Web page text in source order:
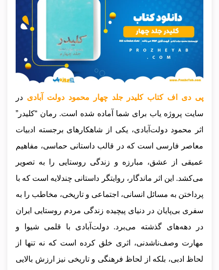
پی دی اف کتاب کلیدر جلد چهار محمود دولت آبادی در
سایت پروژه یاب برای شما آماده شده است. رمان “کلیدر”
اثر محمود دولت‌آبادی، یکی از شاهکارهای برجسته ادبیات
معاصر فارسی است که در قالب داستانی حماسی، مفاهیم
عمیقی از عشق، مبارزه و زندگی روستایی را به تصویر
می‌کشد. این اثر ماندگار، روایتگر داستانی چندلایه است که با
پرداختن به مسائل انسانی، اجتماعی و تاریخی، مخاطب را به
سفری بی‌پایان در دنیای پیچیده زندگی مردم روستایی ایران
در دهه‌های گذشته می‌برد. دولت‌آبادی با قلمی شیوا و
مهارت وصف‌ناشدنی، اثری خلق کرده است که نه تنها از
لحاظ ادبی، بلکه از لحاظ فرهنگی و تاریخی نیز ارزش بالایی